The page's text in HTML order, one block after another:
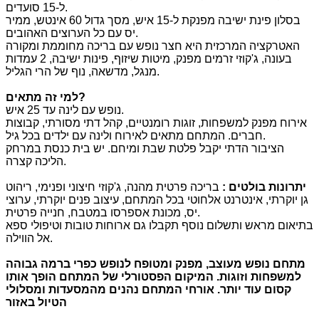
ל-15 סועדים.
בסלון פינת ישיבה מפנקת ל-15 איש, מסך גדול 60 אינטש, ממיר
יס עם כל הערוצים האהובים.
האטרקציה המרכזית היא חצר נופש עם בריכה מחוממת ומקורה
בעונה, ג'קוזי זרמים מפנק, מיטות שיזוף, פינות ישיבה, 2 עמדות
מנגל, מדשאה, נוף של הרי הגליל.
למי זה מתאים?
נופש עם לינה עד 25 איש.
אירוח מפנק למשפחות, זוגות רומנטיים, קהל דתי מסורתי, קבוצות
חברים. המתחם מתאים לאירוח ולינה עם ילדים בכל גיל.
הציבור הדתי יקבל פלטת שבת ומיחם. יש בית כנסת במרחק
הליכה קצרה.
יתרונות בולטים : בריכה פרטית מהנה, ג'קוזי חיצוני ופנימי, ריהוט
גן יוקרתי, אינטרנט אלחוטי בכל המתחם, עיצוב פנים יוקרתי, ערוצי
יס, מכונת אספרסו במטבח, חנייה פרטית.
בתיאום מראש ותשלום נוסף תקבלו גם ארוחות טובות וטיפולי ספא
אל הווילה.
מתחם נופש מעוצב, מפנק ומטופח לנופש כפרי ברמה גבוהה
למשפחות וזוגות. המיקום הפסטורלי של המתחם הופך אותו
קסום עוד יותר. אורחי המתחם נהנים מהמסעדות ומסלולי
הטיול באזור